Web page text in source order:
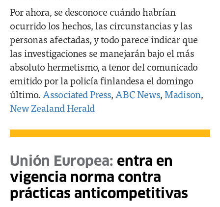
Por ahora, se desconoce cuándo habrían
ocurrido los hechos, las circunstancias y las
personas afectadas, y todo parece indicar que
las investigaciones se manejarán bajo el más
absoluto hermetismo, a tenor del comunicado
emitido por la policía finlandesa el domingo
último. Associated Press, ABC News,Madison,
New Zealand Herald
Unión Europea: entra en
vigencia norma contra
prácticas anticompetitivas